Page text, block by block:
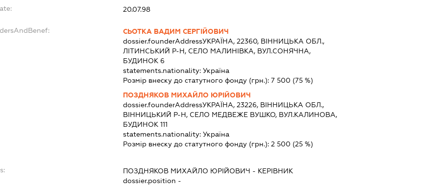
20.07.98
СЬОТКА ВАДИМ СЕРГІЙОВИЧ
dossier.founderAddressУКРАЇНА, 22360, ВІННИЦЬКА ОБЛ.,
ЛІТИНСЬКИЙ Р-Н, СЕЛО МАЛИНІВКА, ВУЛ.СОНЯЧНА,
БУДИНОК 6
statements.nationality: Україна
Розмір внеску до статутного фонду (грн.): 7 500 (75 %)
ПОЗДНЯКОВ МИХАЙЛО ЮРІЙОВИЧ
dossier.founderAddressУКРАЇНА, 23226, ВІННИЦЬКА ОБЛ.,
ВІННИЦЬКИЙ Р-Н, СЕЛО МЕДВЕЖЕ ВУШКО, ВУЛ.КАЛИНОВА,
БУДИНОК 111
statements.nationality: Україна
Розмір внеску до статутного фонду (грн.): 2 500 (25 %)
ПОЗДНЯКОВ МИХАЙЛО ЮРІЙОВИЧ - КЕРІВНИК
dossier.position -